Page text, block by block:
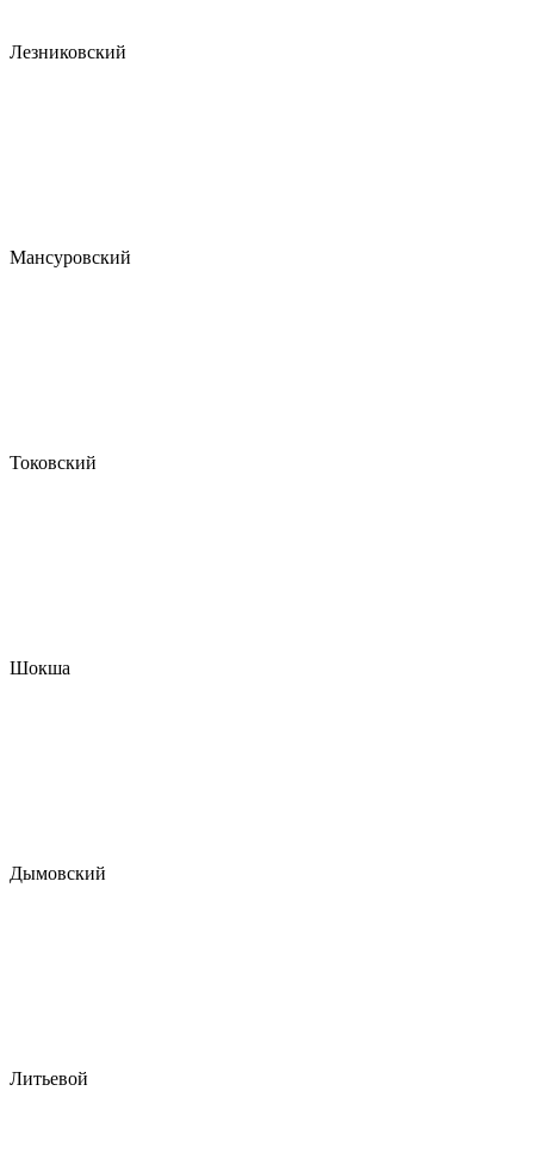
Лезниковский
Мансуровский
Токовский
Шокша
Дымовский
Литьевой